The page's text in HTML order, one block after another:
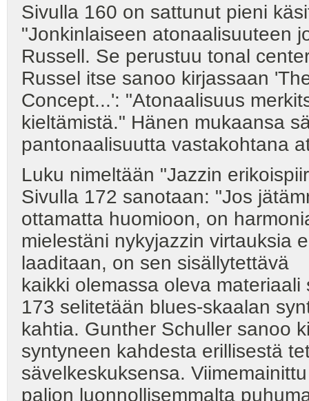
Sivulla 160 on sattunut pieni
"Jonkinlaiseen atonaalisuuteen
Russell. Se perustuu tonal
Russel itse sanoo kirjassaan
Concept...': "Atonaalisuus
kieltämistä." Hänen mukaansa
pantonaalisuutta vastakohtana
Luku nimeltään "Jazzin
Sivulla 172 sanotaan: "Jos
ottamatta huomioon, on
mielestäni nykyjazzin virtauksia
laaditaan, on sen sisällytettävä
kaikki olemassa oleva
173 selitetään blues-skaalan
kahtia. Gunther Schuller sanoo
syntyneen kahdesta erillisestä
sävelkeskuksensa.
paljon luonnollisemmalta